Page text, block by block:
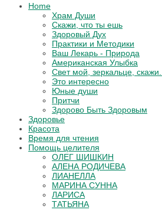
Home
Храм Души
Скажи, что ты ешь
Здоровый Дух
Практики и Методики
Ваш Лекарь - Природа
Американская Улыбка
Свет мой, зеркальце, скажи...
Это интересно
Юные души
Притчи
Здорово Быть Здоровым
Здоровье
Красота
Время для чтения
Помощь целителя
ОЛЕГ ШИШКИН
АЛЕНА РОДИЧЕВА
ЛИАНЕЛЛА
МАРИНА СУННА
ЛАРИСА
ТАТЬЯНА